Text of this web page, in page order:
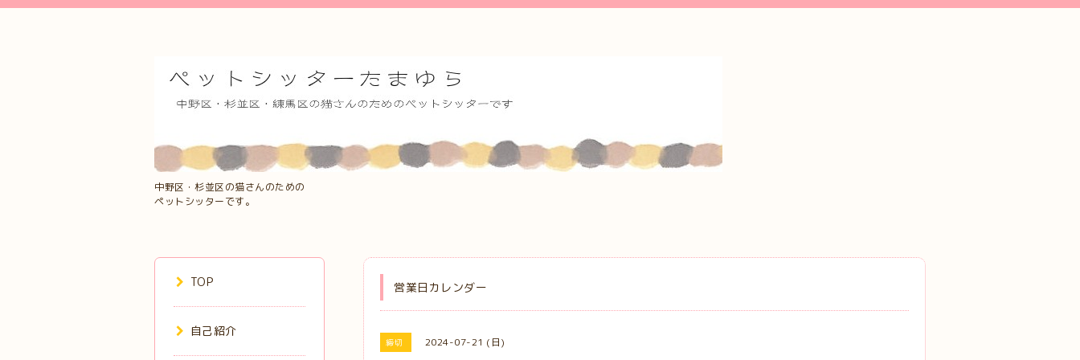
中野区・杉並区の猫さんのための
ペットシッターです。
営業日カレンダー
締切 2024-07-21 (日)
TOP
自己紹介